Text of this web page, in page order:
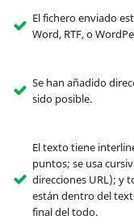
El fichero enviado
Word, RTF, o
Se han añadido
sido posible.
El texto tiene
puntos; se usa
direcciones URL); y
están dentro del
final del todo.